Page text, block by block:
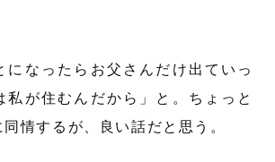
になったらお父さんだけ出ていっ
私が住むんだから」と。ちょっと
情するが、良い話だと思う。